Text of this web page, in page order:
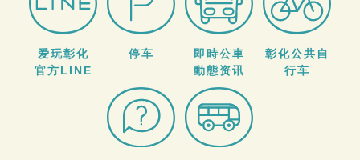
爱玩彰化
官方LINE
停车
即時公車
動態资讯
彰化公共自
行车